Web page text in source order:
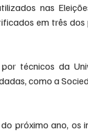
nas
em três
técnicos da
como a
próximo ano, os